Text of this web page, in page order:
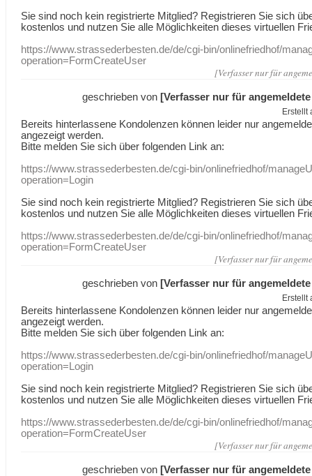
Sie sind noch kein registrierte Mitglied? Registrieren Sie sich
kostenlos und nutzen Sie alle Möglichkeiten dieses virtuellen
https://www.strassederbesten.de/de/cgi-bin/onlinefriedhof/
operation=FormCreateUser
[Verfasser nur für
geschrieben von [Verfasser nur für
Erstellt
Bereits hinterlassene Kondolenzen können leider nur
angezeigt werden.
Bitte melden Sie sich über folgenden Link an:
https://www.strassederbesten.de/cgi-bin/onlinefriedhof/
operation=Login
Sie sind noch kein registrierte Mitglied? Registrieren Sie sich
kostenlos und nutzen Sie alle Möglichkeiten dieses virtuellen
https://www.strassederbesten.de/de/cgi-bin/onlinefriedhof/
operation=FormCreateUser
[Verfasser nur für
geschrieben von [Verfasser nur für
Erstellt
Bereits hinterlassene Kondolenzen können leider nur
angezeigt werden.
Bitte melden Sie sich über folgenden Link an:
https://www.strassederbesten.de/cgi-bin/onlinefriedhof/
operation=Login
Sie sind noch kein registrierte Mitglied? Registrieren Sie sich
kostenlos und nutzen Sie alle Möglichkeiten dieses virtuellen
https://www.strassederbesten.de/de/cgi-bin/onlinefriedhof/
operation=FormCreateUser
[Verfasser nur für
geschrieben von [Verfasser nur für